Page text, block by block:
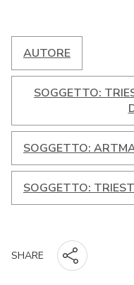
AUTORE
SOGGETTO:
SOGGETTO:
SOGGETTO:
SHARE